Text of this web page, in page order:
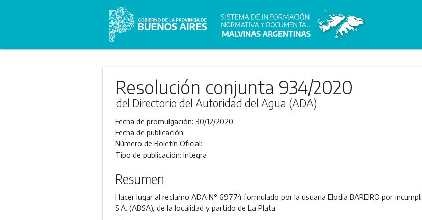
Resolución conjunta 934/2020
del Directorio del Autoridad del Agua (ADA)
Fecha de promulgación: 30/12/2020
Fecha de publicación:
Número de Boletín Oficial:
Tipo de publicación: Integra
Resumen
Hacer lugar al reclamo ADA N° 69774 formulado por la usuaria Elodia BAREIRO por
S.A. (ABSA), de la localidad y partido de La Plata.